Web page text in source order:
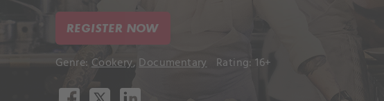
REGISTER NOW
Genre: Cookery, Documentary Rating: 16+